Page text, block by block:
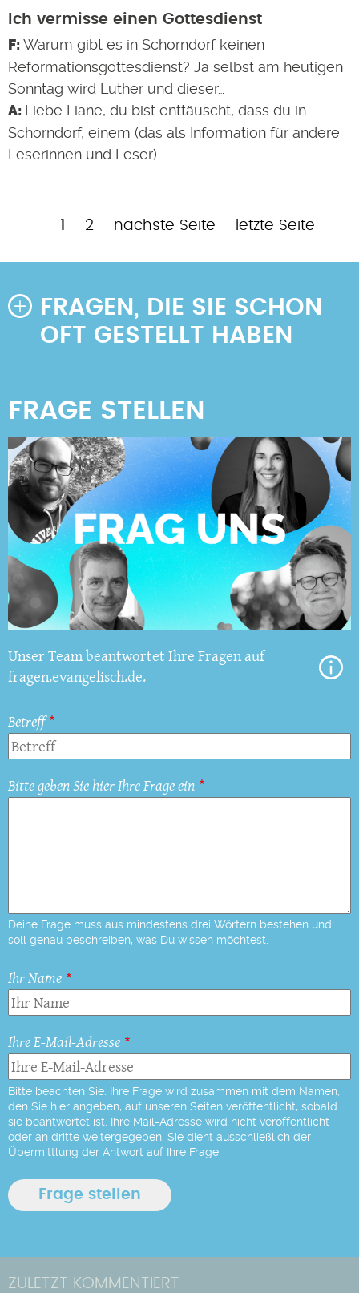
Ich vermisse einen Gottesdienst
Warum gibt es in Schorndorf keinen
Reformationsgottesdienst? Ja selbst am heutigen
Sonntag wird Luther und dieser…
Liebe Liane, du bist enttäuscht, dass du in
Schorndorf, einem (das als Information für andere
Leserinnen und Leser)…
Aktuelle
1 Page
2
Nächste
nächste Seite
Letzte
letzte Seite
FRAGEN, DIE SIE SCHON
OFT GESTELLT HABEN
Unser Team beantwortet Ihre Fragen auf
fragen.evangelisch.de.
Betreff
Bitte geben Sie hier Ihre Frage ein
Deine Frage muss aus mindestens drei Wörtern bestehen und
soll genau beschreiben, was Du wissen möchtest.
Ihr Name
Ihre E-Mail-Adresse
Bitte beachten Sie: Ihre Frage wird zusammen mit dem Namen,
den Sie hier angeben, auf unseren Seiten veröffentlicht, sobald
sie beantwortet ist. Ihre Mail-Adresse wird nicht veröffentlicht
oder an dritte weitergegeben. Sie dient ausschließlich der
Übermittlung der Antwort auf Ihre Frage.
ZULETZT KOMMENTIERT